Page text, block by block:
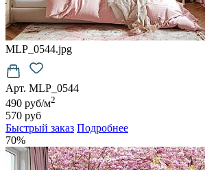
MLP_0544.jpg
Арт. MLP_0544
490 руб/м2
570 руб
Быстрый заказ Подробнее
70%